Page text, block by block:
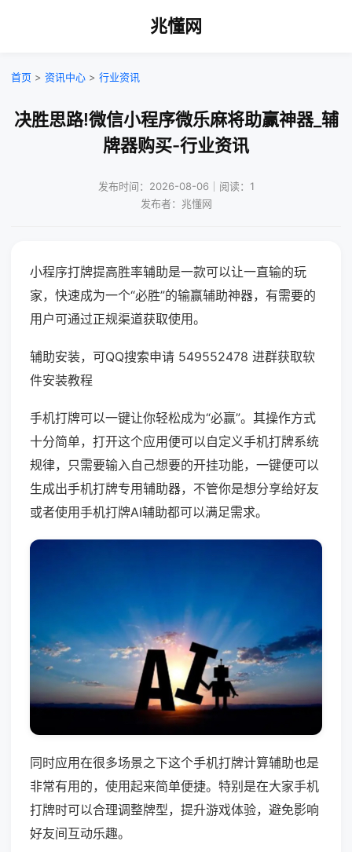
兆懂网
首页 > 资讯中心 > 行业资讯
决胜思路!微信小程序微乐麻将助赢神器_辅
牌器购买-行业资讯
发布时间：2026-08-06｜阅读：1
发布者：兆懂网
小程序打牌提高胜率辅助是一款可以让一直输的玩
家，快速成为一个“必胜”的输赢辅助神器，有需要的
用户可通过正规渠道获取使用。
辅助安装，可QQ搜索申请 549552478 进群获取软
件安装教程
手机打牌可以一键让你轻松成为“必赢”。其操作方式
十分简单，打开这个应用便可以自定义手机打牌系统
规律，只需要输入自己想要的开挂功能，一键便可以
生成出手机打牌专用辅助器，不管你是想分享给好友
或者使用手机打牌AI辅助都可以满足需求。
同时应用在很多场景之下这个手机打牌计算辅助也是
非常有用的，使用起来简单便捷。特别是在大家手机
打牌时可以合理调整牌型，提升游戏体验，避免影响
好友间互动乐趣。